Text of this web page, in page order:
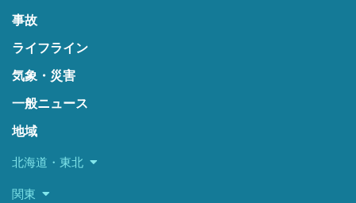
事故
ライフライン
気象・災害
一般ニュース
地域
北海道・東北
関東